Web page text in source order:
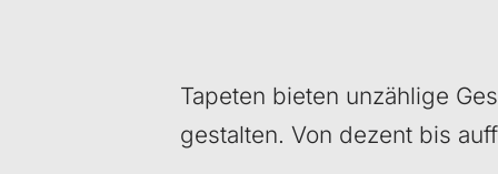
Tapeten bieten unzählige
gestalten. Von dezent bis